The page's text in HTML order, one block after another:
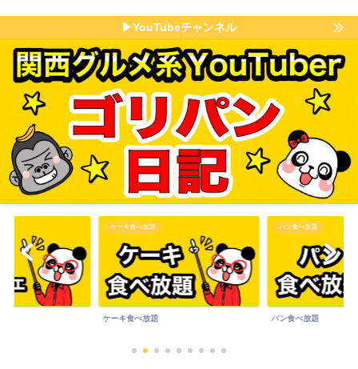
▶YouTubeチャンネル
ケーキ食べ放題
ケーキ食べ放題
パン食べ放題
パン食べ放題